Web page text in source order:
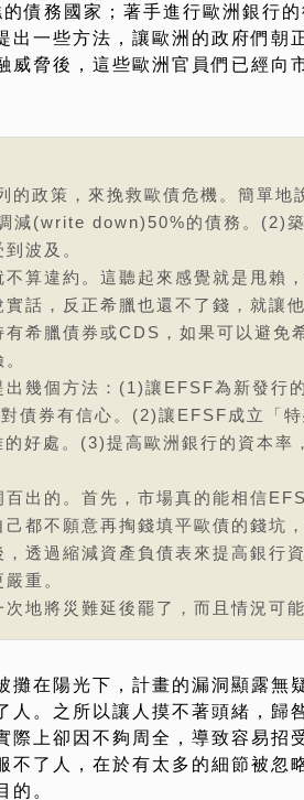
債務國家；著手進行歐洲銀行的
出一些方法，讓歐洲的政府們朝
脅後，這些歐洲官員們已經向
的政策，來挽救歐債危機。簡單地
減(write down)50%的債務。(2)
波及。
算違約。這聽起來感覺就是甩賴
話，反正希臘也還不了錢，就讓他
希臘債券或CDS，如果可以避免
幾個方法：(1)讓EFSF為新發行
債券有信心。(2)讓EFSF成立「特
好處。(3)提高歐洲銀行的資本率
出的。首先，市場真的能相信
都不願意再掏錢填平歐債的錢坑
透過縮減資產負債表來提高銀行
重。
地將災難延後罷了，而且情況可能
攤在陽光下，計畫的漏洞顯露無
人。之所以讓人摸不著頭緒，歸
際上卻因不夠周全，導致容易招
不了人，在於有太多的細節被忽
的。